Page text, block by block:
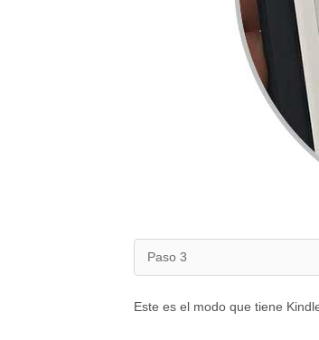
Paso 3
Este es el modo que tiene